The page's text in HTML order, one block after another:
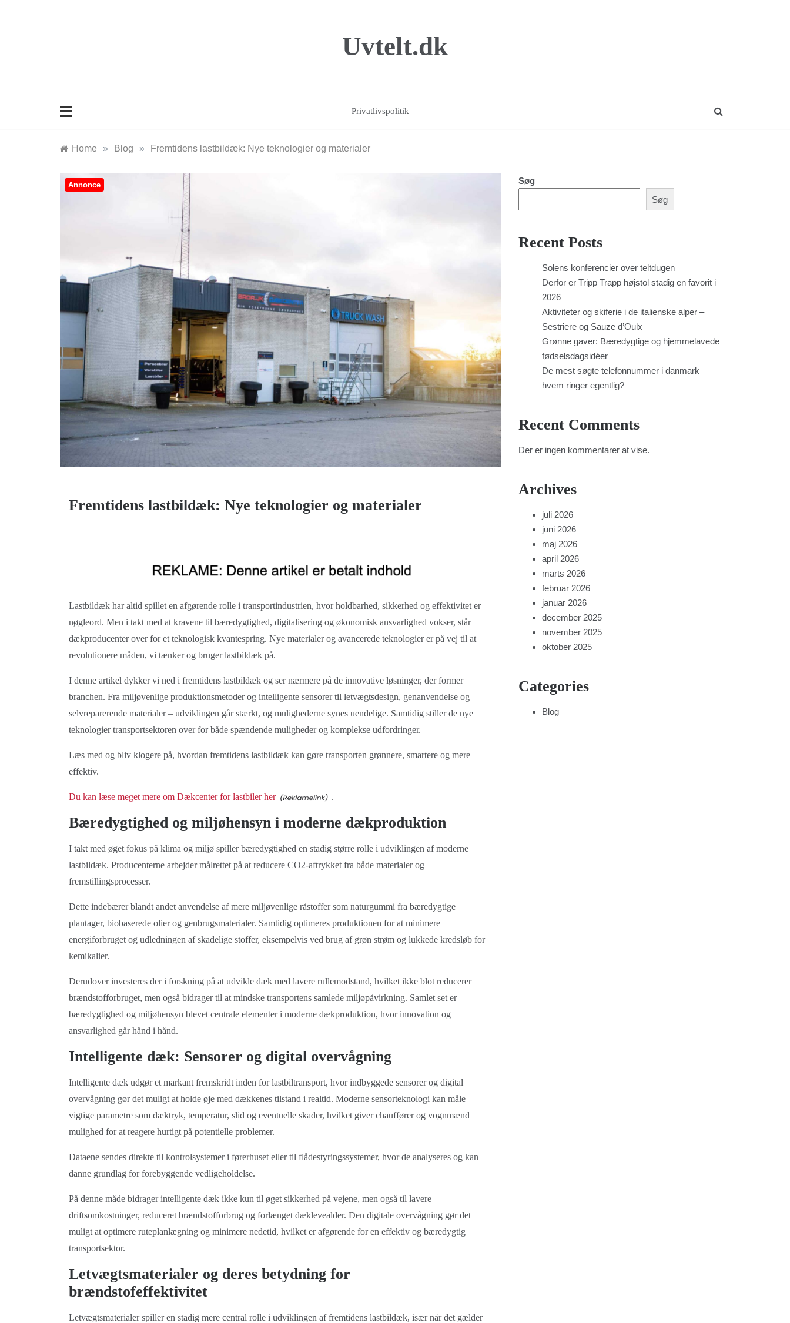
Uvtelt.dk
Privatlivspolitik
Home » Blog » Fremtidens lastbildæk: Nye teknologier og materialer
Annonce
Fremtidens lastbildæk: Nye teknologier og materialer
Lastbildæk har altid spillet en afgørende rolle i transportindustrien, hvor holdbarhed, sikkerhed og effektivitet er
nøgleord. Men i takt med at kravene til bæredygtighed, digitalisering og økonomisk ansvarlighed vokser, står
dækproducenter over for et teknologisk kvantespring. Nye materialer og avancerede teknologier er på vej til at
revolutionere måden, vi tænker og bruger lastbildæk på.
I denne artikel dykker vi ned i fremtidens lastbildæk og ser nærmere på de innovative løsninger, der former
branchen. Fra miljøvenlige produktionsmetoder og intelligente sensorer til letvægtsdesign, genanvendelse og
selvreparerende materialer – udviklingen går stærkt, og mulighederne synes uendelige. Samtidig stiller de nye
teknologier transportsektoren over for både spændende muligheder og komplekse udfordringer.
Læs med og bliv klogere på, hvordan fremtidens lastbildæk kan gøre transporten grønnere, smartere og mere
effektiv.
Du kan læse meget mere om Dækcenter for lastbiler her .
Bæredygtighed og miljøhensyn i moderne dækproduktion
I takt med øget fokus på klima og miljø spiller bæredygtighed en stadig større rolle i udviklingen af moderne
lastbildæk. Producenterne arbejder målrettet på at reducere CO2-aftrykket fra både materialer og
fremstillingsprocesser.
Dette indebærer blandt andet anvendelse af mere miljøvenlige råstoffer som naturgummi fra bæredygtige
plantager, biobaserede olier og genbrugsmaterialer. Samtidig optimeres produktionen for at minimere
energiforbruget og udledningen af skadelige stoffer, eksempelvis ved brug af grøn strøm og lukkede kredsløb for
kemikalier.
Derudover investeres der i forskning på at udvikle dæk med lavere rullemodstand, hvilket ikke blot reducerer
brændstofforbruget, men også bidrager til at mindske transportens samlede miljøpåvirkning. Samlet set er
bæredygtighed og miljøhensyn blevet centrale elementer i moderne dækproduktion, hvor innovation og
ansvarlighed går hånd i hånd.
Intelligente dæk: Sensorer og digital overvågning
Intelligente dæk udgør et markant fremskridt inden for lastbiltransport, hvor indbyggede sensorer og digital
overvågning gør det muligt at holde øje med dækkenes tilstand i realtid. Moderne sensorteknologi kan måle
vigtige parametre som dæktryk, temperatur, slid og eventuelle skader, hvilket giver chauffører og vognmænd
mulighed for at reagere hurtigt på potentielle problemer.
Dataene sendes direkte til kontrolsystemer i førerhuset eller til flådestyringssystemer, hvor de analyseres og kan
danne grundlag for forebyggende vedligeholdelse.
På denne måde bidrager intelligente dæk ikke kun til øget sikkerhed på vejene, men også til lavere
driftsomkostninger, reduceret brændstofforbrug og forlænget dæklevealder. Den digitale overvågning gør det
muligt at optimere ruteplanlægning og minimere nedetid, hvilket er afgørende for en effektiv og bæredygtig
transportsektor.
Letvægtsmaterialer og deres betydning for
brændstofeffektivitet
Letvægtsmaterialer spiller en stadig mere central rolle i udviklingen af fremtidens lastbildæk, især når det gælder
Søg
Søg
Recent Posts
Solens konferencier over teltdugen
Derfor er Tripp Trapp højstol stadig en favorit i
2026
Aktiviteter og skiferie i de italienske alper –
Sestriere og Sauze d’Oulx
Grønne gaver: Bæredygtige og hjemmelavede
fødselsdagsidéer
De mest søgte telefonnummer i danmark –
hvem ringer egentlig?
Recent Comments
Der er ingen kommentarer at vise.
Archives
juli 2026
juni 2026
maj 2026
april 2026
marts 2026
februar 2026
januar 2026
december 2025
november 2025
oktober 2025
Categories
Blog